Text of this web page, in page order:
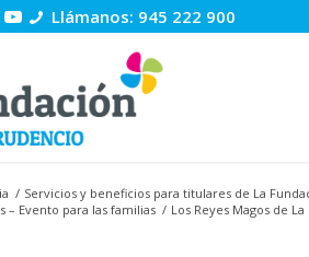
Llámanos: 945 222 900
/ Servicios y beneficios para titulares de La
– Evento para las familias / Los Reyes Magos de